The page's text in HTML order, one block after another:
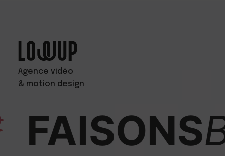
Agence vidéo
& motion design
FAISONS